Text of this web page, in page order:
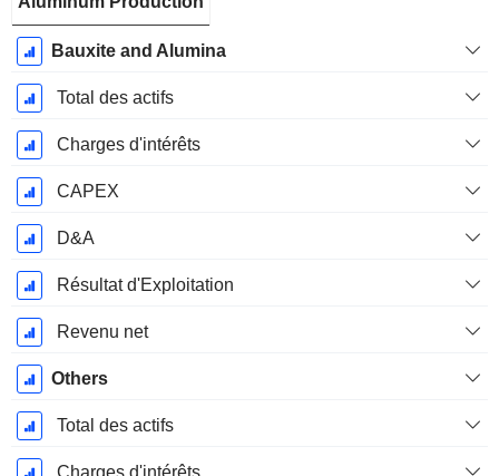
Bauxite and Alumina
Total des actifs
Charges d'intérêts
CAPEX
D&A
Résultat d'Exploitation
Revenu net
Others
Total des actifs